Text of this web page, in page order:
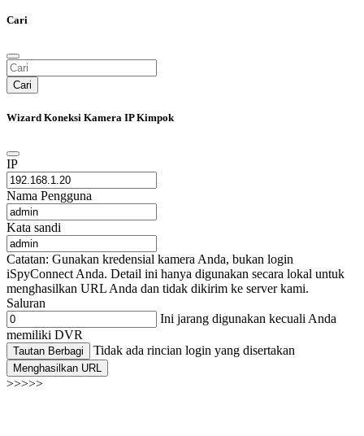
Cari
Cari
Wizard Koneksi Kamera IP Kimpok
IP
Nama Pengguna
Kata sandi
Catatan: Gunakan kredensial kamera Anda, bukan login
iSpyConnect Anda. Detail ini hanya digunakan secara lokal untuk
menghasilkan URL Anda dan tidak dikirim ke server kami.
Saluran
Ini jarang digunakan kecuali Anda
memiliki DVR
Tautan Berbagi Tidak ada rincian login yang disertakan
Menghasilkan URL
>>>>>